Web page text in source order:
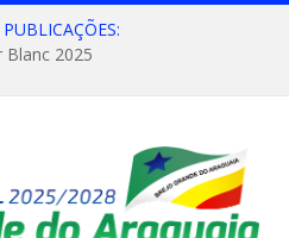
Blanc 2025